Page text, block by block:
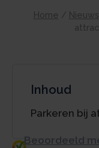
Home / Nieuws
Inhoud
Parkeren bij
Beoordeeld